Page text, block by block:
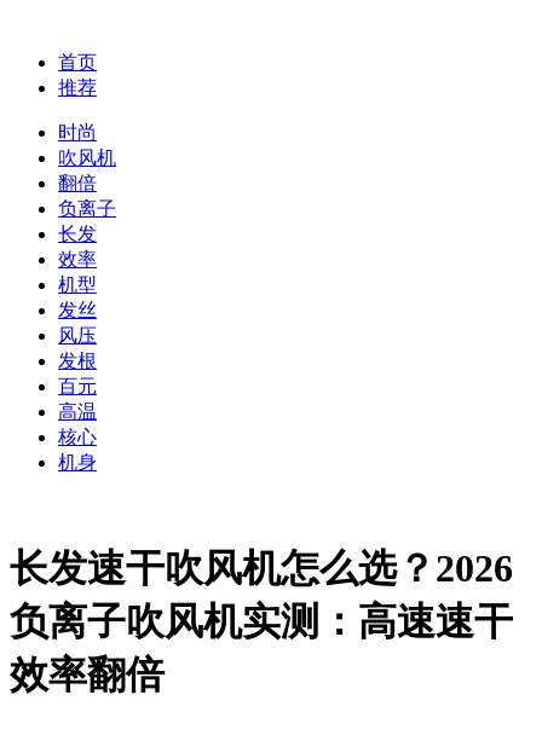
首页
推荐
时尚
吹风机
翻倍
负离子
长发
效率
机型
发丝
风压
发根
百元
高温
核心
机身
长发速干吹风机怎么选？2026
负离子吹风机实测：高速速干
效率翻倍